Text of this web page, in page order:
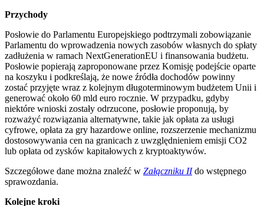
Przychody
Posłowie do Parlamentu Europejskiego podtrzymali zobowiązanie
Parlamentu do wprowadzenia nowych zasobów własnych do spłaty
zadłużenia w ramach NextGenerationEU i finansowania budżetu.
Posłowie popierają zaproponowane przez Komisję podejście oparte
na koszyku i podkreślają, że nowe źródła dochodów powinny
zostać przyjęte wraz z kolejnym długoterminowym budżetem Unii i
generować około 60 mld euro rocznie. W przypadku, gdyby
niektóre wnioski zostały odrzucone, posłowie proponują, by
rozważyć rozwiązania alternatywne, takie jak opłata za usługi
cyfrowe, opłata za gry hazardowe online, rozszerzenie mechanizmu
dostosowywania cen na granicach z uwzględnieniem emisji CO2
lub opłata od zysków kapitałowych z kryptoaktywów.
Szczegółowe dane można znaleźć w Załączniku IIdo wstępnego
sprawozdania.
Kolejne kroki